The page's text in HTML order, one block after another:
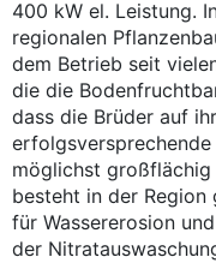
400 kW el. Leistung.
regionalen
dem Betrieb seit
die die
dass die Brüder auf
möglichst großflächig
besteht in der Region
für Wassererosion
der